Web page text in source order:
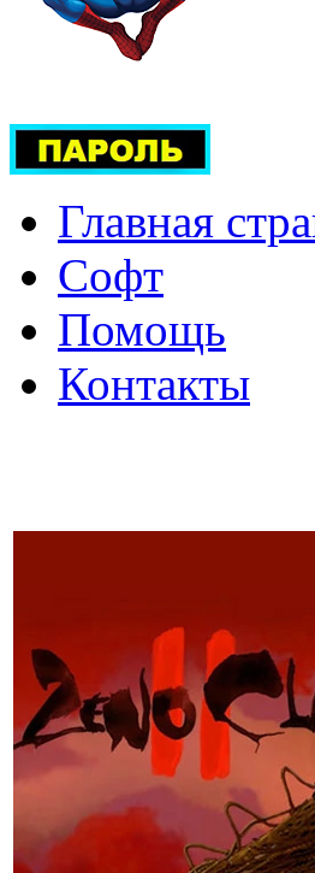
Главная
Софт
Помощь
Контакты